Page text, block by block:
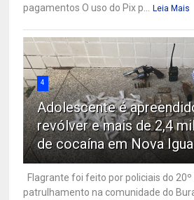
pagamentos O uso do Pix p... Leia Mais
4
Adolescente é
revólver e mais de 2,4
de cocaína em Nova
Flagrante foi feito por policiais do
patrulhamento na comunidade do